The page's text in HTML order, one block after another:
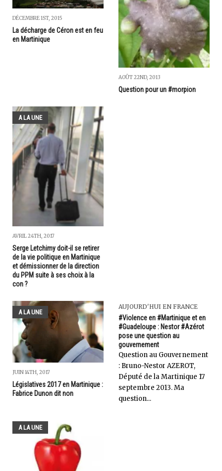
DÉCEMBRE 1ST, 2015
La décharge de Céron est en feu
en Martinique
AOÛT 22ND, 2013
Question pour un #morpion
A LA UNE
AVRIL 24TH, 2017
Serge Letchimy doit-il se retirer
de la vie politique en Martinique
et démissionner de la direction
du PPM suite à ses choix à la
con ?
A LA UNE
JUIN 14TH, 2017
Législatives 2017 en Martinique :
Fabrice Dunon dit non
AUJOURD'HUI EN FRANCE
#Violence en #Martinique et en
#Guadeloupe : Nestor #Azérot
pose une question au
gouvernement
Question au Gouvernement
: Bruno-Nestor AZEROT,
Député de la Martinique 17
septembre 2013. Ma
question...
A LA UNE